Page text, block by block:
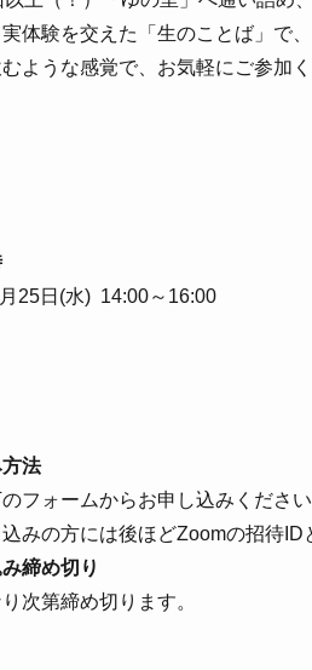
体験を交えた「生のことば」で
ような感覚で、お気軽にご参加く
25日(水) 14:00～16:00
法
フォームからお申し込みください
みの方には後ほどZoomの招待ID
締め切り
次第締め切ります。